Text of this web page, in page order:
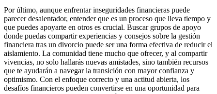
Por último, aunque enfrentar inseguridades financieras puede
parecer desalentador, entender que es un proceso que lleva tiempo y
que puedes apoyarte en otros es crucial. Buscar grupos de apoyo
donde puedas compartir experiencias y consejos sobre la gestión
financiera tras un divorcio puede ser una forma efectiva de reducir el
aislamiento. La comunidad tiene mucho que ofrecer, y al compartir
vivencias, no solo hallarás nuevas amistades, sino también recursos
que te ayudarán a navegar la transición con mayor confianza y
optimismo. Con el enfoque correcto y una actitud abierta, los
desafíos financieros pueden convertirse en una oportunidad para